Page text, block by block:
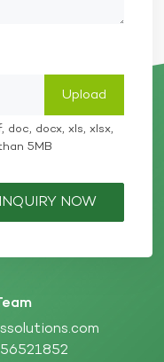
doc, docx, xls, xlsx,
5MB
NOW